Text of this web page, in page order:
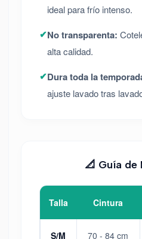
ideal para frío intenso.
✔No transparenta:
alta calidad.
✔Dura toda la
ajuste lavado tras
📐 Guía de
Talla Cintura
S/M 70 - 84 cm